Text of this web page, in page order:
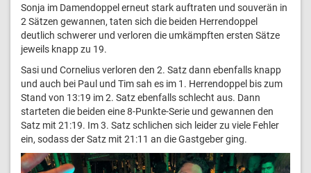
Sonja im Damendoppel erneut stark auftraten und souverän in
2 Sätzen gewannen, taten sich die beiden Herrendoppel
deutlich schwerer und verloren die umkämpften ersten Sätze
jeweils knapp zu 19.
Sasi und Cornelius verloren den 2. Satz dann ebenfalls knapp
und auch bei Paul und Tim sah es im 1. Herrendoppel bis zum
Stand von 13:19 im 2. Satz ebenfalls schlecht aus. Dann
starteten die beiden eine 8-Punkte-Serie und gewannen den
Satz mit 21:19. Im 3. Satz schlichen sich leider zu viele Fehler
ein, sodass der Satz mit 21:11 an die Gastgeber ging.